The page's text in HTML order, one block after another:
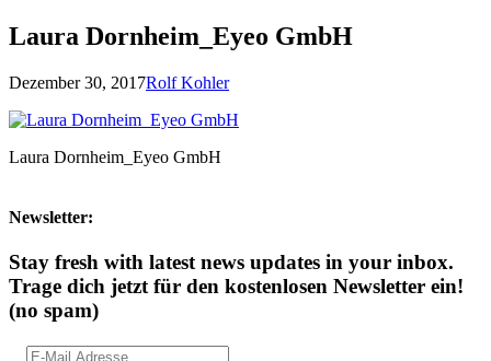
Laura Dornheim_Eyeo GmbH
Dezember 30, 2017Rolf Kohler
Laura Dornheim_Eyeo GmbH
Newsletter:
Stay fresh with latest news updates in your inbox.
Trage dich jetzt für den kostenlosen Newsletter ein!
(no spam)